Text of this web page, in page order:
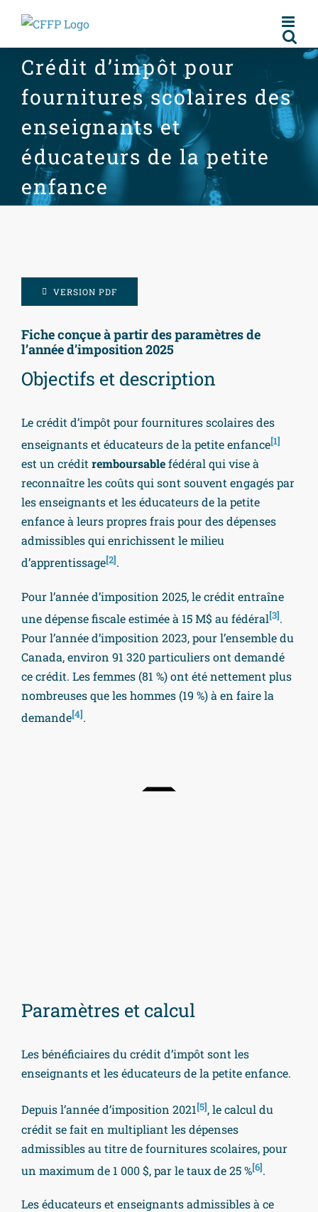
content
Crédit d’impôt pour
fournitures scolaires des
enseignants et
éducateurs de la petite
enfance
VERSION PDF
Fiche conçue à partir des paramètres de
l’année d’imposition2025
Objectifs et description
Le crédit d’impôt pour fournitures scolaires des
enseignants et éducateurs de la petite enfance[1]
est un créditremboursablefédéral qui vise à
reconnaître les coûts qui sont souvent engagés par
les enseignants et les éducateurs de la petite
enfance à leurs propres frais pour des dépenses
admissibles qui enrichissent le milieu
d’apprentissage[2].
Pour l’année d’imposition 2025, le crédit entraîne
une dépense fiscale estimée à 15 M$ au fédéral[3].
Pour l’année d’imposition 2023, pour l’ensemble du
Canada, environ 91 320 particuliers ont demandé
ce crédit. Les femmes (81 %) ont été nettement plus
nombreuses que les hommes (19 %) à en faire la
demande[4].
Paramètres et calcul
Les bénéficiaires du crédit d’impôt sont les
enseignants et les éducateurs de la petite enfance.
Depuis l’année d’imposition 2021[5], le calcul du
crédit se fait en multipliant les dépenses
admissibles au titre de fournitures scolaires, pour
un maximum de 1 000 $, par le taux de 25 %[6].
Les éducateurs et enseignants admissibles à ce